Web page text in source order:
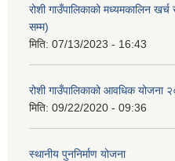
रोशी गाउँपालिकाको मध्यमकालिन
सम्म)
मिति: 07/13/2023 - 16:43
रोशी गाउँपालिकाको आवधिक
मिति: 09/22/2020 - 09:36
स्थानीय पुननिर्माण योजना